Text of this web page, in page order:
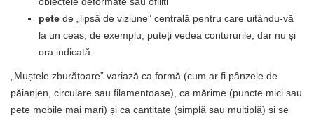
pete de „lipsă de viziune” centrală pentru care uitându-vă
la un ceas, de exemplu, puteți vedea contururile, dar nu și
ora indicată
„Muștele zburătoare” variază ca formă (cum ar fi pânzele de
păianjen, circulare sau filamentoase), ca mărime (puncte mici sau
pete mobile mai mari) și ca cantitate (simplă sau multiplă) și se